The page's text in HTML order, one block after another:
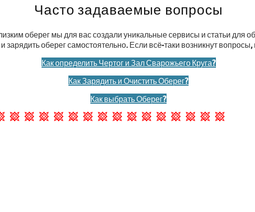
Часто задаваемые вопросы
оберег мы для вас создали уникальные сервисы и статьи для
зарядить оберег самостоятельно. Если всё-таки возникнут
Как определить Чертог и Зал Сварожьего Круга?
Как Зарядить и Очистить Оберег?
Как выбрать Оберег?